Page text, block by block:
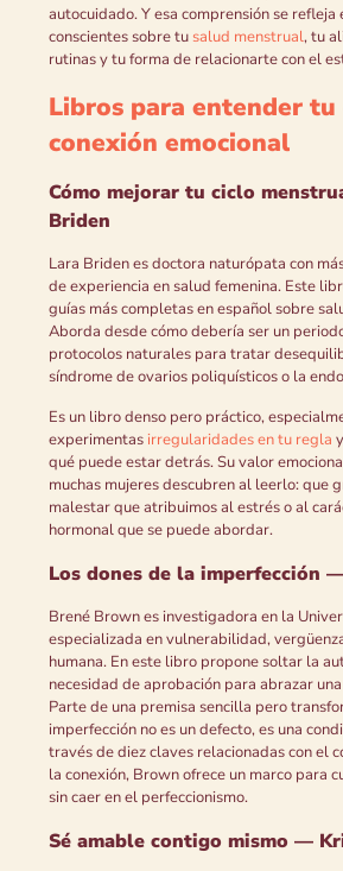
autocuidado. Y esa comprensión se refleja
conscientes sobre tu salud menstrual, tu
rutinas y tu forma de relacionarte con el
Libros para entender tu
conexión emocional
Cómo mejorar tu ciclo
Briden
Lara Briden es doctora naturópata con
de experiencia en salud femenina. Este
guías más completas en español sobre
Aborda desde cómo debería ser un
protocolos naturales para tratar
síndrome de ovarios poliquísticos o la
Es un libro denso pero práctico,
experimentas irregularidades en tu regla
qué puede estar detrás. Su valor
muchas mujeres descubren al leerlo: que
malestar que atribuimos al estrés o al
hormonal que se puede abordar.
Los dones de la imperfección
Brené Brown es investigadora en la
especializada en vulnerabilidad,
humana. En este libro propone soltar la
necesidad de aprobación para abrazar
Parte de una premisa sencilla pero
imperfección no es un defecto, es una
través de diez claves relacionadas con el
la conexión, Brown ofrece un marco para
sin caer en el perfeccionismo.
Sé amable contigo mismo —